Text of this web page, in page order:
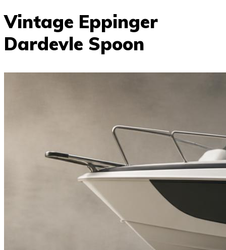
Vintage Eppinger
Dardevle Spoon